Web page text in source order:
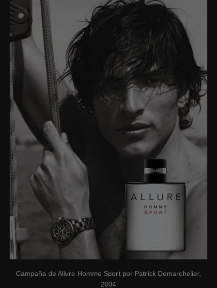
Campaña de Allure Homme Sport por Patrick Demarchelier,
2004